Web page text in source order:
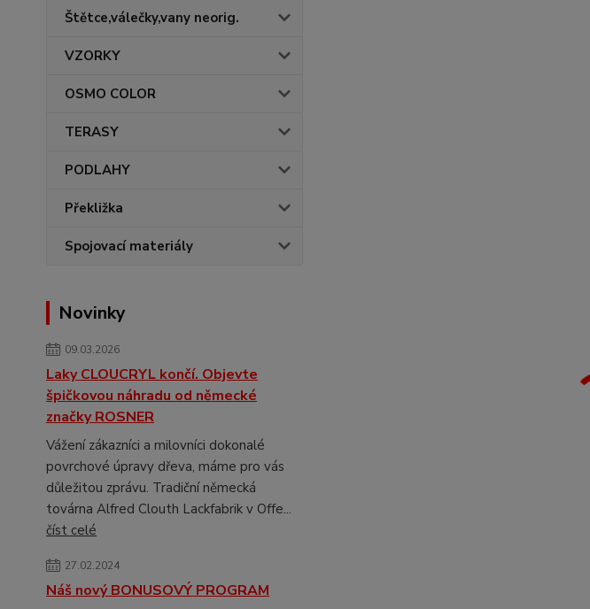
Štětce,válečky,vany neorig.
VZORKY
OSMO COLOR
TERASY
PODLAHY
Překližka
Spojovací materiály
Novinky
09.03.2026
Laky CLOUCRYL končí. Objevte
špičkovou náhradu od německé
značky ROSNER
Vážení zákazníci a milovníci dokonalé
povrchové úpravy dřeva, máme pro vás
důležitou zprávu. Tradiční německá
továrna Alfred Clouth Lackfabrik v Offe...
číst celé
27.02.2024
Náš nový BONUSOVÝ PROGRAM